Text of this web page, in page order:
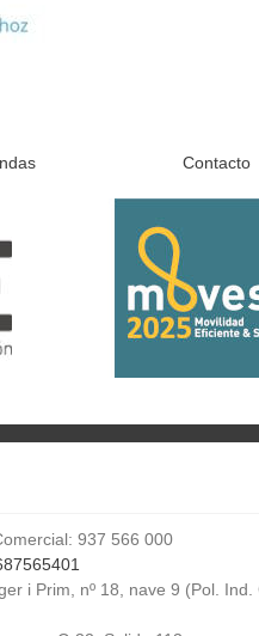
Contacto
937 566 000
i Prim, nº 18, nave 9 (Pol. Ind.